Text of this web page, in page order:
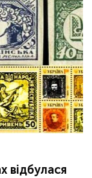
відбулася